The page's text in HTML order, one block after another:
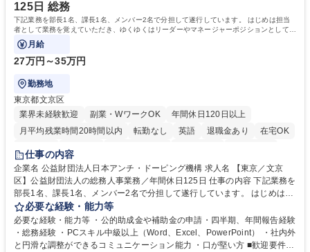
125日 総務
下記業務を部長1名、課長1名、メンバー2名で分担して遂行しています。 はじめは担当
者として業務を覚えていただき、ゆくゆくはリーダーやマネージャーポジションとして活
躍いただくことを期待しています。
月給
27万円～35万円
勤務地
東京都文京区
業界未経験歓迎
副業・WワークOK
年間休日120日以上
月平均残業時間20時間以内
転勤なし 英語 退職金あり
在宅OK
賞与あり
育休あり
食事補助あり
仕事の内容
企業名 公益財団法人日本アンチ・ドーピング機構 求人名 【東京／文京
区】公益財団法人の総務人事業務／年間休日125日 仕事の内容 下記業務を
部長1名、課長1名、メンバー2名で分担して遂行しています。 はじめは担
当者として業務を覚えていただき、ゆくゆくはリーダーやマネージャーポ
ジションとして活躍いただくことを期待しています。 【総務・人事グルー
プの業務内容】 ・人事制度関連 ・採用活動 ・教育研修の企画、実行 ・勤
怠管理 ・官公庁への各種提出 ・法定の会議運営（評議員会、理事会） ・
必要な経験・能力等
必要な経験・能力等 ・公的助成金や補助金の申請・四半期、年間報告経験
・総務経験 ・PCスキル中級以上（Word、Excel、PowerPoint） ・社内外
と円滑な調整ができるコミュニケーション能力 ・口が堅い方 ■歓迎要件